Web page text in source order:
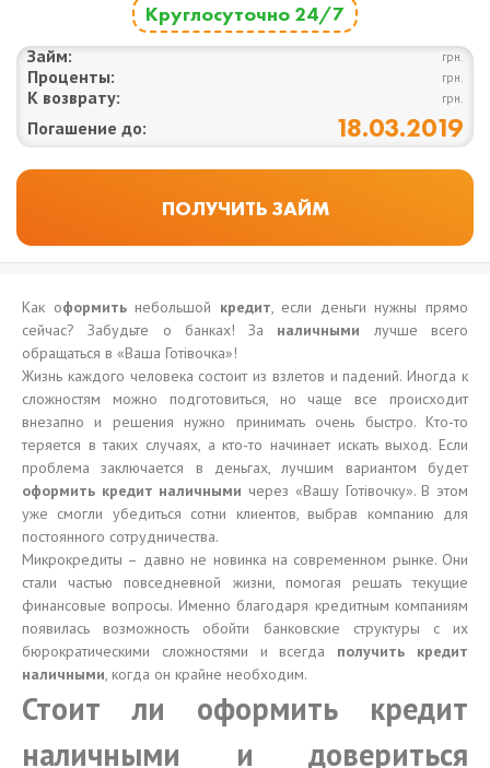
Круглосуточно 24/7
Займ: грн.
Проценты: грн.
К возврату: грн.
Погашение до: 18.03.2019
Как оформитьнебольшой кредит, если деньги нужны прямо
сейчас? Забудьте о банках! За наличными лучше всего
обращаться в «Ваша Готівочка»!
Жизнь каждого человека состоит из взлетов и падений. Иногда к
сложностям можно подготовиться, но чаще все происходит
внезапно и решения нужно принимать очень быстро. Кто-то
теряется в таких случаях, а кто-то начинает искать выход. Если
проблема заключается в деньгах, лучшим вариантом будет
оформить кредит наличными через «Вашу Готівочку». В этом
уже смогли убедиться сотни клиентов, выбрав компанию для
постоянного сотрудничества.
Микрокредиты – давно не новинка на современном рынке. Они
стали частью повседневной жизни, помогая решать текущие
финансовые вопросы. Именно благодаря кредитным компаниям
появилась возможность обойти банковские структуры с их
бюрократическими сложностями и всегда получить кредит
наличными, когда он крайне необходим.
Стоит ли оформить кредит
наличными и довериться